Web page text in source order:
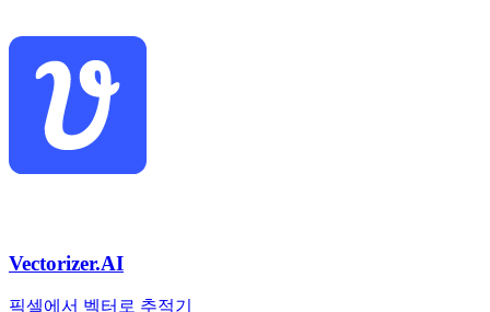
Vectorizer.AI
픽셀에서 벡터로 추적기